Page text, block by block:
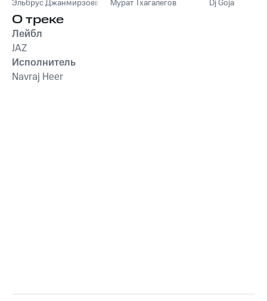
Эльбрус Джанмирзоев Мурат Тхагалегов Dj Goja
О треке
Лейбл
JAZ
Исполнитель
Navraj Heer